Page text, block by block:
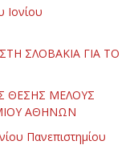
ΣΛΟΒΑΚΙΑ ΓΙΑ ΤΟ
ΘΕΣΗΣ ΜΕΛΟΥΣ
ΑΘΗΝΩΝ
Πανεπιστημίου